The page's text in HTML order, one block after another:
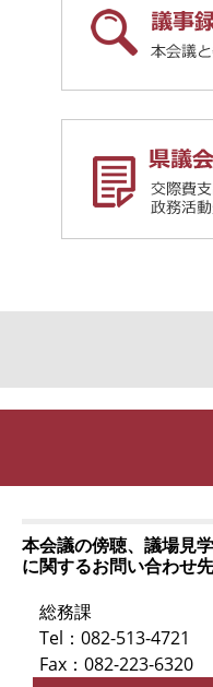
本会議の傍聴、議場見
に関するお問い合わせ先
総務課
Tel：082-513-4721
Fax：082-223-6320